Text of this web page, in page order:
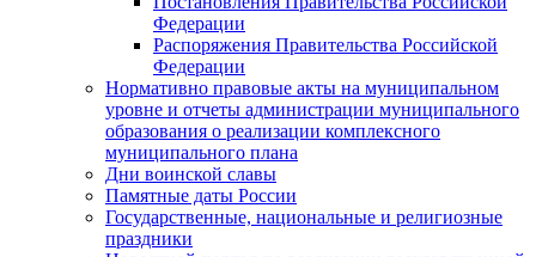
Федерации
Распоряжения Правительства Российской
Федерации
Нормативно правовые акты на муниципальном
уровне и отчеты администрации муниципального
образования о реализации комплексного
муниципального плана
Дни воинской славы
Памятные даты России
Государственные, национальные и религиозные
праздники